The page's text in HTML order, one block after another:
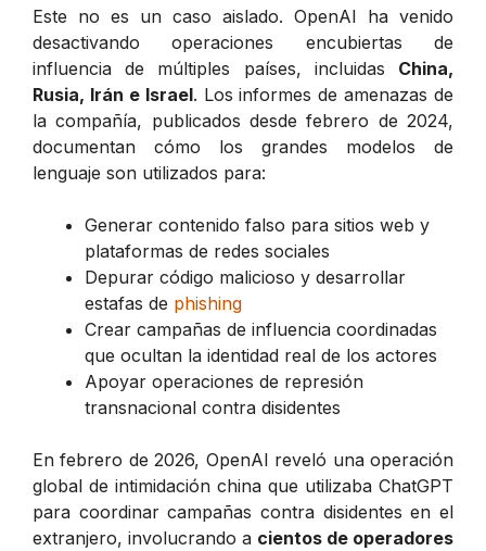
Este no es un caso aislado. OpenAI ha venido
desactivando operaciones encubiertas de
influencia de múltiples países, incluidas China,
Rusia, Irán e Israel. Los informes de amenazas de
la compañía, publicados desde febrero de 2024,
documentan cómo los grandes modelos de
lenguaje son utilizados para:
Generar contenido falso para sitios web y
plataformas de redes sociales
Depurar código malicioso y desarrollar
estafas de phishing
Crear campañas de influencia coordinadas
que ocultan la identidad real de los actores
Apoyar operaciones de represión
transnacional contra disidentes
En febrero de 2026, OpenAI reveló una operación
global de intimidación china que utilizaba ChatGPT
para coordinar campañas contra disidentes en el
extranjero, involucrando a cientos de operadores